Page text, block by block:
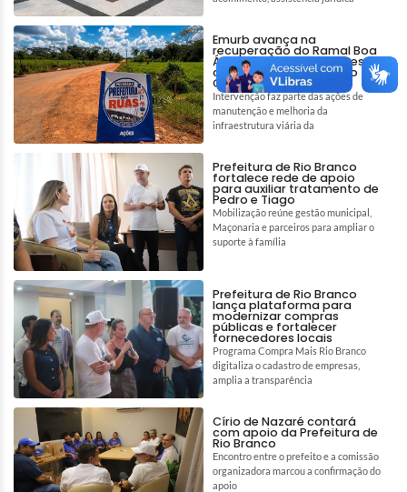
Emurb avança na
recuperação do Ramal Boa
Água e garante melhores
condições de acesso no
Quixadá
Intervenção faz parte das ações de
manutenção e melhoria da
infraestrutura viária da
Prefeitura de Rio Branco
fortalece rede de apoio
para auxiliar tratamento de
Pedro e Tiago
Mobilização reúne gestão municipal,
Maçonaria e parceiros para ampliar o
suporte à família
Prefeitura de Rio Branco
lança plataforma para
modernizar compras
públicas e fortalecer
fornecedores locais
Programa Compra Mais Rio Branco
digitaliza o cadastro de empresas,
amplia a transparência
Círio de Nazaré contará
com apoio da Prefeitura de
Rio Branco
Encontro entre o prefeito e a comissão
organizadora marcou a confirmação do
apoio